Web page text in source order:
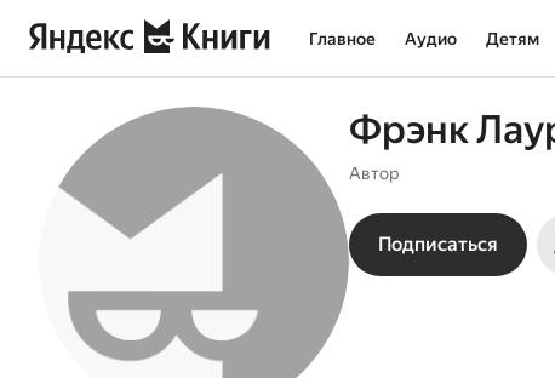
Главное Аудио Детям
Фрэнк
Автор
Подписаться